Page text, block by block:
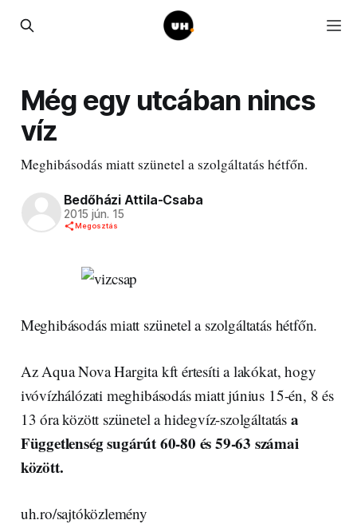
Még egy utcában nincs
víz
Meghibásodás miatt szünetel a szolgáltatás hétfőn.
Bedőházi Attila-Csaba
2015 jún. 15
Megosztás
Meghibásodás miatt szünetel a szolgáltatás hétfőn.
Az Aqua Nova Hargita kft értesíti a lakókat, hogy
ivóvízhálózati meghibásodás miatt június 15-én, 8 és
13 óra között szünetel a hidegvíz-szolgáltatás a
Függetlenség sugárút 60-80 és 59-63 számai
között.
uh.ro/sajtóközlemény